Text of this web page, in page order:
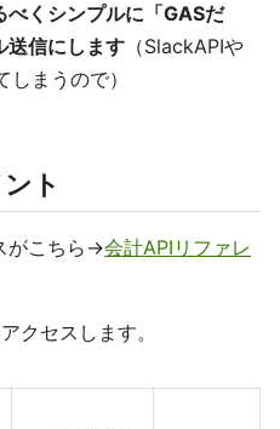
べくシンプルに「GASだ
送信にします （SlackAPIや
まうので）
ト
がこちら→会計APIリファレ
クセスします。